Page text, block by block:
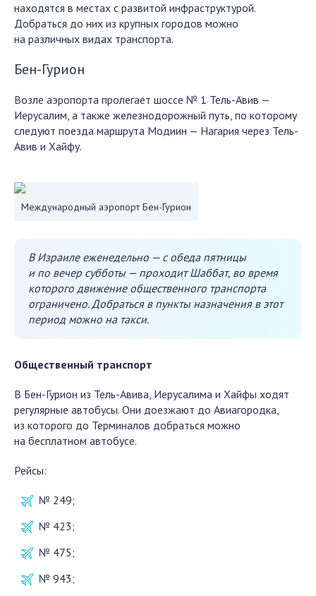
находятся в местах с развитой инфраструктурой.
Добраться до них из крупных городов можно
на различных видах транспорта.
Бен-Гурион
Возле аэропорта пролегает шоссе № 1 Тель-Авив —
Иерусалим, а также железнодорожный путь, по которому
следуют поезда маршрута Модиин — Нагария через Тель-
Авив и Хайфу.
Международный аэропорт Бен-Гурион
В Израиле еженедельно — с обеда пятницы
и по вечер субботы — проходит Шаббат, во время
которого движение общественного транспорта
ограничено. Добраться в пункты назначения в этот
период можно на такси.
Общественный транспорт
В Бен-Гурион из Тель-Авива, Иерусалима и Хайфы ходят
регулярные автобусы. Они доезжают до Авиагородка,
из которого до Терминалов добраться можно
на бесплатном автобусе.
Рейсы:
№ 249;
№ 423;
№ 475;
№ 943;